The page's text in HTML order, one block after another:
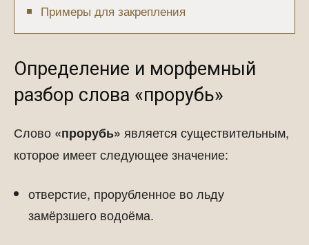
Примеры для закрепления
Определение и морфемный
разбор слова «прорубь»
Слово «прорубь» является существительным,
которое имеет следующее значение:
отверстие, прорубленное во льду
замёрзшего водоёма.